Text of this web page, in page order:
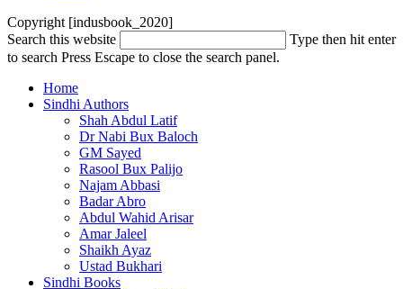
Copyright [indusbook_2020]
Search this website
Type then hit enter
to search Press Escape to close the search panel.
Home
Sindhi Authors
Shah Abdul Latif
Dr Nabi Bux Baloch
GM Sayed
Rasool Bux Palijo
Najam Abbasi
Badar Abro
Abdul Wahid Arisar
Amar Jaleel
Shaikh Ayaz
Ustad Bukhari
Sindhi Books